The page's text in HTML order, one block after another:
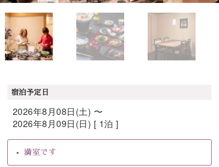
宿泊予定日
2026年8月08日(土) 〜
2026年8月09日(日) [ 1泊 ]
満室です